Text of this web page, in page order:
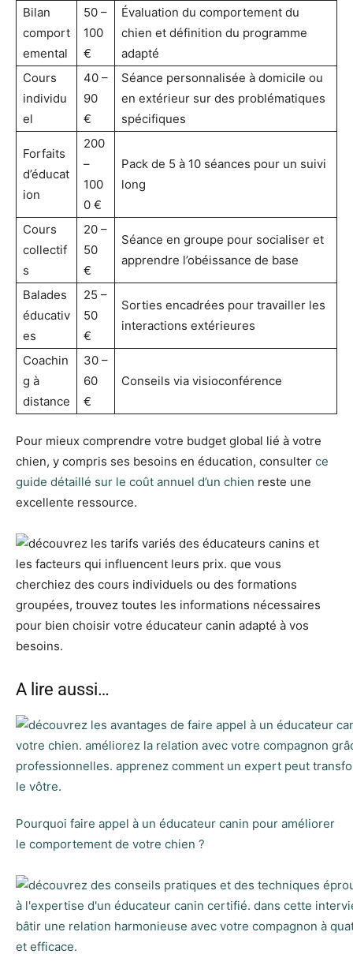
Bilan
comport
emental
50 –
100
€
Évaluation du comportement du
chien et définition du programme
adapté
Cours
individu
el
40 –
90
€
Séance personnalisée à domicile ou
en extérieur sur des problématiques
spécifiques
Forfaits
d’éducat
ion
200
–
100
0 €
Pack de 5 à 10 séances pour un suivi
long
Cours
collectif
s
20 –
50
€
Séance en groupe pour socialiser et
apprendre l’obéissance de base
Balades
éducativ
es
25 –
50
€
Sorties encadrées pour travailler les
interactions extérieures
Coachin
g à
distance
30 –
60
€
Conseils via visioconférence
Pour mieux comprendre votre budget global lié à votre
chien, y compris ses besoins en éducation, consulter ce
guide détaillé sur le coût annuel d’un chien reste une
excellente ressource.
A lire aussi…
Pourquoi faire appel à un éducateur canin pour améliorer
le comportement de votre chien ?